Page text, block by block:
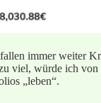
immer weiter
viel, würde ich von
„leben“.